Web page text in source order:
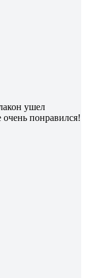
ушел
очень понравился!